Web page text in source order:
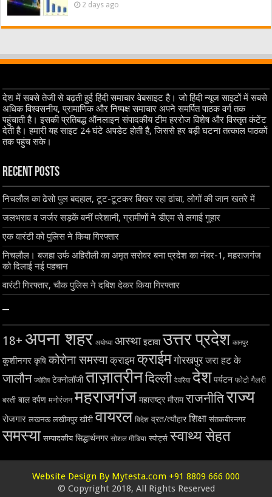
2 days ago
देश में सबसे तेजी से बढ़ती हुई हिंदी समाचार वेबसाइट है। जो हिंदी न्यूज साइटों में सबसे
अधिक विश्वसनीय, प्रामाणिक और निष्पक्ष समाचार अपने समर्पित पाठक वर्ग तक
पहुंचाती है। इसकी प्रतिबद्ध ऑनलाइन संपादकीय टीम हररोज विशेष और विस्तृत कंटेंट
देती है। हमारी यह साइट 24 घंटे अपडेट होती है, जिससे हर बड़ी घटना तत्काल पाठकों
तक पहुंच सके।
Recent Posts
निचलौल का ढेसो पुल बदहाल, टूट-टूटकर बिखर रहा ढांचा, लोगों की जान खतरे में
जलभराव व जर्जर सड़कें बनीं परेशानी, ग्रामीणों ने डीएम से लगाई गुहार
एक वारंटी को पुलिस ने किया गिरफ्तार
निचलौल। बजहा उर्फ अहिरौली का अमृत सरोवर बना प्रदेश का नंबर-1, महराजगंज
को दिलाई नई पहचान
वारंटी गिरफ्तार, चौक पुलिस ने दबिश देकर किया गिरफ्तार
–
18+ अपना शहर अयोध्या आस्था इटावा उत्तर प्रदेश कानपुर
कुशीनगर कृषि कोरोना समस्या क्राइम क्राईम गोरखपुर जरा हट के
जालौन ज्योतिष टेक्नोलॉजी ताज़ातरीनदिल्ली देवरिया देश पर्यटन फोटो गैलरी
बस्ती बाल दर्पण मनोरंजन महराजगंज महाराष्ट्र मौसम राजनीतिराज्य
रोजगार लखनऊ लखीमपुर खीरी वायरल विदेश व्रत/त्यौहार शिक्षा संतकबीरनगर
समस्या सम्पादकीय सिद्धार्थनगर सोशल मीडिया स्पोर्ट्स स्वाथ्य सेहत
Website Design By Mytesta.com +91 8809 666 000
© Copyright 2018, All Rights Reserved